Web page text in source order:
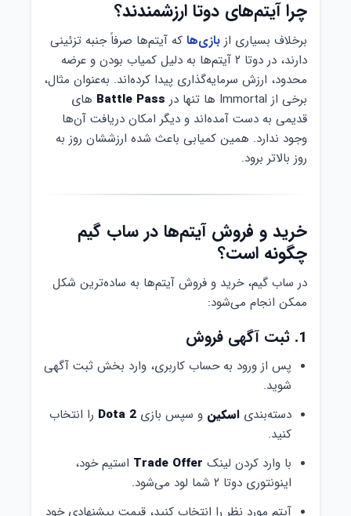
چرا آیتم‌های دوتا ارزشمندند؟
برخلاف بسیاری از بازی‌ها که آیتم‌ها صرفاً جنبه تزئینی
دارند، در دوتا ۲ آیتم‌ها به دلیل کمیاب بودن و عرضه
محدود، ارزش سرمایه‌گذاری پیدا کرده‌اند. به‌عنوان مثال،
برخی از Immortal ها تنها در
Battle Pass های
قدیمی به دست آمده‌اند و دیگر امکان دریافت آن‌ها
وجود ندارد. همین کمیابی باعث شده ارزششان روز به
روز بالاتر برود.
خرید و فروش آیتم‌ها در ساب گیم
چگونه است؟
در ساب گیم، خرید و فروش آیتم‌ها به ساده‌ترین شکل
ممکن انجام می‌شود:
1. ثبت آگهی فروش
پس از ورود به حساب کاربری، وارد بخش ثبت آگهی
شوید.
دسته‌بندی اسکین و سپس بازی Dota 2 را انتخاب
کنید.
با وارد کردن لینک Trade Offer استیم خود،
اینونتوری دوتا ۲ شما لود می‌شود.
آیتم مورد نظر را انتخاب کنید، قیمت پیشنهادی خود